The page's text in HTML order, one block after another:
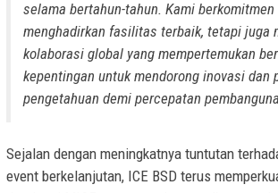
selama bertahun-tahun. Kami
menghadirkan fasilitas terbaik, tetapi juga
kolaborasi global yang mempertemukan
kepentingan untuk mendorong inovasi dan
pengetahuan demi percepatan
Sejalan dengan meningkatnya tuntutan
event berkelanjutan, ICE BSD terus